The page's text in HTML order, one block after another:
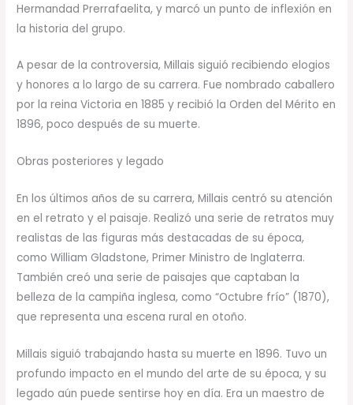
Hermandad Prerrafaelita, y marcó un punto de inflexión en
la historia del grupo.
A pesar de la controversia, Millais siguió recibiendo elogios
y honores a lo largo de su carrera. Fue nombrado caballero
por la reina Victoria en 1885 y recibió la Orden del Mérito en
1896, poco después de su muerte.
Obras posteriores y legado
En los últimos años de su carrera, Millais centró su atención
en el retrato y el paisaje. Realizó una serie de retratos muy
realistas de las figuras más destacadas de su época,
como William Gladstone, Primer Ministro de Inglaterra.
También creó una serie de paisajes que captaban la
belleza de la campiña inglesa, como “Octubre frío” (1870),
que representa una escena rural en otoño.
Millais siguió trabajando hasta su muerte en 1896. Tuvo un
profundo impacto en el mundo del arte de su época, y su
legado aún puede sentirse hoy en día. Era un maestro de